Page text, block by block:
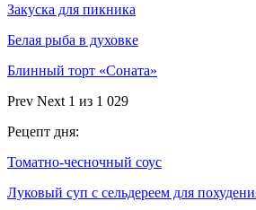
Закуска для пикника
Белая рыба в духовке
Блинный торт «Соната»
Prev Next 1 из 1 029
Рецепт дня:
Томатно-чесночный соус
Луковый суп с сельдереем для